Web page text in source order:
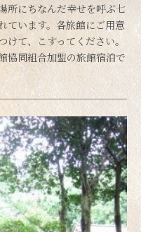
所にちなんだ幸せを呼ぶ七
ています。各旅館にご用意
けて、こすってください。
協同組合加盟の旅館宿泊で